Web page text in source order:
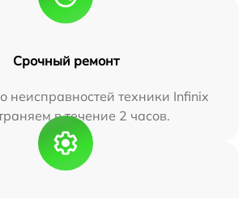
Срочный ремонт
неисправностей техники Infinix
в течение 2 часов.